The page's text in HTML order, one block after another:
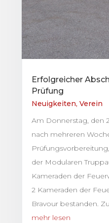
Erfolgreicher
Prüfung
Neuigkeiten, Verein
Am Donnerstag, den
nach mehreren
der Modularen
Kameraden der
2 Kameraden der
Bravour bestanden.
mehr lesen